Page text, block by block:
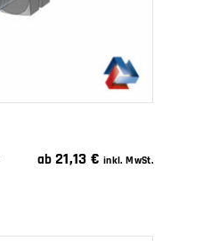
ab 21,13€ inkl. MwSt.